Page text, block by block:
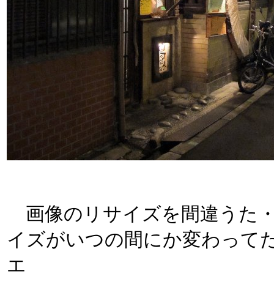
画像のリサイズを間違うた
イズがいつの間にか変わっ
エ